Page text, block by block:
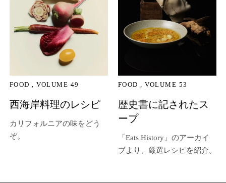
FOOD VOLUME 49
西海岸料理のレシピ
カリフォルニアの味をどう
ぞ。
FOOD VOLUME 53
歴史書に記されたス
ープ
「Eats History」のアーカイ
ブより、厳選レシピを紹介。